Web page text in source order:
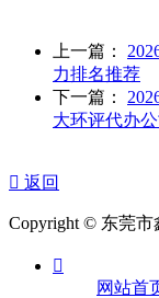
上一篇：
力排名推荐
下一篇：
大环评代办
 返回
Copyright © 东莞

网站首